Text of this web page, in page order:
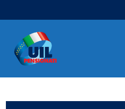
Navigazione principale